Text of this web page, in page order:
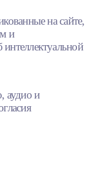
на сайте,
и
аудио и